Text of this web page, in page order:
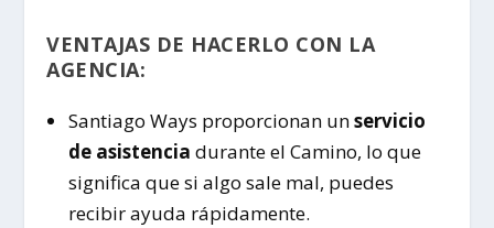
VENTAJAS DE HACERLO CON LA
AGENCIA:
Santiago Ways proporcionan unservicio
de asistencia durante el Camino, lo que
significa que si algo sale mal, puedes
recibir ayuda rápidamente.